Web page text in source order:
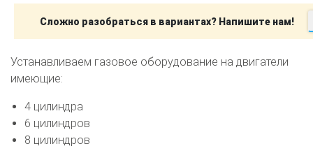
Сложно разобраться в вариантах? Напишите нам!
Устанавливаем газовое оборудование на двигатели
имеющие:
4 цилиндра
6 цилиндров
8 цилиндров